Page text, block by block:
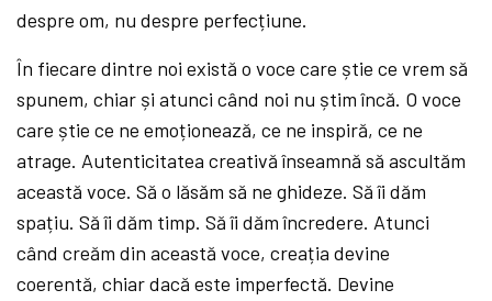
despre om, nu despre perfecțiune.
În fiecare dintre noi există o voce care știe ce vrem să
spunem, chiar și atunci când noi nu știm încă. O voce
care știe ce ne emoționează, ce ne inspiră, ce ne
atrage. Autenticitatea creativă înseamnă să ascultăm
această voce. Să o lăsăm să ne ghideze. Să îi dăm
spațiu. Să îi dăm timp. Să îi dăm încredere. Atunci
când creăm din această voce, creația devine
coerentă, chiar dacă este imperfectă. Devine